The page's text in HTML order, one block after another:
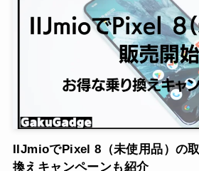
IIJmioでPixel 8（未使用品）の
換えキャンペーンも紹介